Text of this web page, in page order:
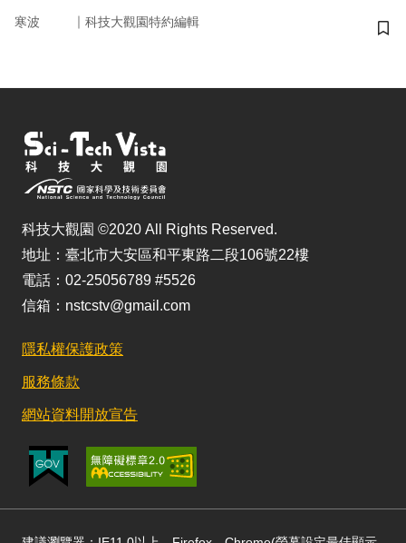
寒波 ｜ 科技大觀園特約編輯
儲
科技大觀園 ©2020 All Rights Reserved.
地址：臺北市大安區和平東路二段106號22樓
電話：02-25056789 #5526
信箱：nstcstv@gmail.com
隱私權保護政策
服務條款
網站資料開放宣告